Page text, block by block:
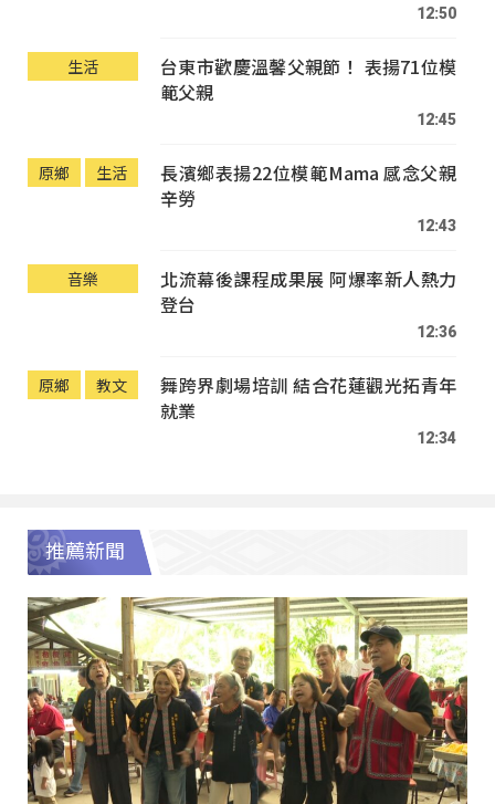
12:50
生活
台東市歡慶溫馨父親節！ 表揚71位模
範父親
12:45
原鄉 生活
長濱鄉表揚22位模範Mama 感念父親
辛勞
12:43
音樂
北流幕後課程成果展 阿爆率新人熱力
登台
12:36
原鄉 教文
舞跨界劇場培訓 結合花蓮觀光拓青年
就業
12:34
推薦新聞